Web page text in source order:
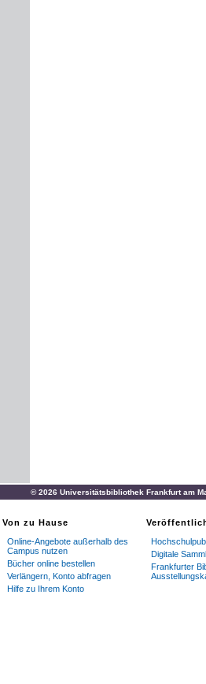
© 2026 Universitätsbibliothek Frankfurt am
Von zu Hause
Online-Angebote außerhalb des
Campus nutzen
Bücher online bestellen
Verlängern, Konto abfragen
Hilfe zu Ihrem Konto
Digitale
Frankfurter